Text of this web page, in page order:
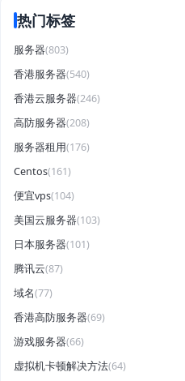
热门标签
服务器(803)
香港服务器(540)
香港云服务器(246)
高防服务器(208)
服务器租用(176)
Centos(161)
便宜vps(104)
美国云服务器(103)
日本服务器(101)
腾讯云(87)
域名(77)
香港高防服务器(69)
游戏服务器(66)
虚拟机卡顿解决方法(64)